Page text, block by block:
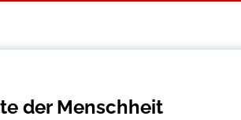
der Menschheit